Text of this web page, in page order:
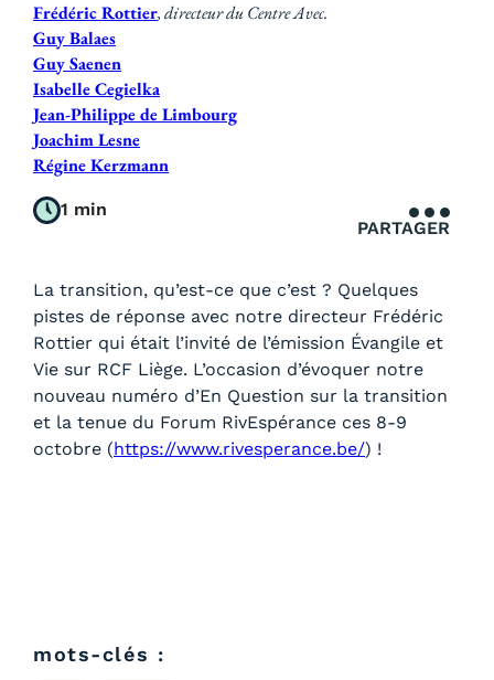
Frédéric Rottier, directeur du Centre Avec.
Guy Balaes
Guy Saenen
Isabelle Cegielka
Jean-Philippe de Limbourg
Joachim Lesne
Régine Kerzmann
1 min
PARTAGER
La transition, qu’est-ce que c’est ? Quelques
pistes de réponse avec notre directeur Frédéric
Rottier qui était l’invité de l’émission Évangile et
Vie sur RCF Liège. L’occasion d’évoquer notre
nouveau numéro d’En Question sur la transition
et la tenue du Forum RivEspérance ces 8-9
octobre (https://www.rivesperance.be/) !
mots-clés :